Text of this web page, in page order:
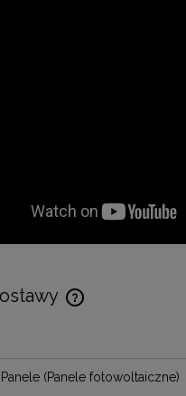
ewentualnych kosztów
(Panele fotowoltaiczne)